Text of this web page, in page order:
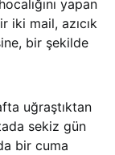
yapan
iki mail, azıcık
bir şekilde
uğraştıktan
sekiz gün
bir cuma